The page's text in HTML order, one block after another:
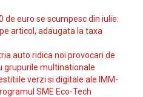
de euro se scumpesc din iulie:
articol, adaugata la taxa
auto ridica noi provocari de
grupurile multinationale
verzi si digitale ale IMM-
SME Eco-Tech